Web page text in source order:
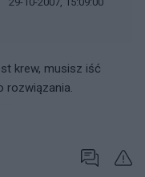
krew, musisz iść
rozwiązania.